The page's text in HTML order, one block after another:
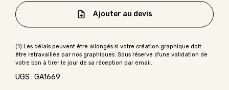
Ajouter au devis
UGS : GA1669